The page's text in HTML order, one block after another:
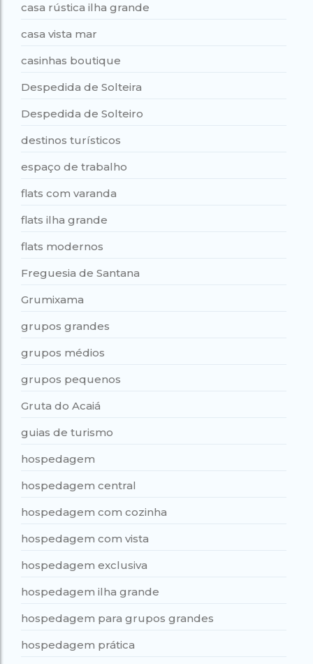
casa rústica ilha grande
casa vista mar
casinhas boutique
Despedida de Solteira
Despedida de Solteiro
destinos turísticos
espaço de trabalho
flats com varanda
flats ilha grande
flats modernos
Freguesia de Santana
Grumixama
grupos grandes
grupos médios
grupos pequenos
Gruta do Acaiá
guias de turismo
hospedagem
hospedagem central
hospedagem com cozinha
hospedagem com vista
hospedagem exclusiva
hospedagem ilha grande
hospedagem para grupos grandes
hospedagem prática